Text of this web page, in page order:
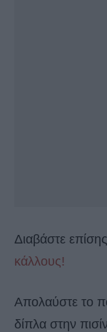
Διαβάστε επίσης
κάλλους!
Απολαύστε το
δίπλα στην